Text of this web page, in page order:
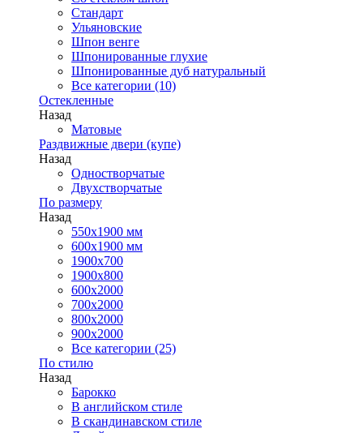
Стандарт
Ульяновские
Шпон венге
Шпонированные глухие
Шпонированные дуб натуральный
Все категории (10)
Остекленные
Назад
Матовые
Раздвижные двери (купе)
Назад
Одностворчатые
Двухстворчатые
По размеру
Назад
550x1900 мм
600x1900 мм
1900х700
1900х800
600x2000
700x2000
800x2000
900x2000
Все категории (25)
По стилю
Назад
Барокко
В английском стиле
В скандинавском стиле